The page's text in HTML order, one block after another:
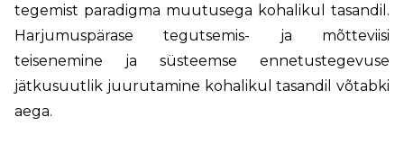
tegemist paradigma muutusega kohalikul tasandil.
Harjumuspärase tegutsemis- ja mõtteviisi
teisenemine ja süsteemse ennetustegevuse
jätkusuutlik juurutamine kohalikul tasandil võtabki
aega.